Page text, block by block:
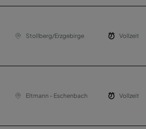
Stollberg/Erzgebirge Vollzeit
Eltmann - Eschenbach Vollzeit